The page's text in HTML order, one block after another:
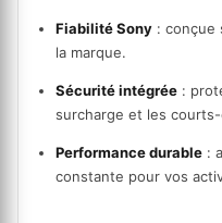
Fiabilité Sony : conçue
la marque.
Sécurité intégrée :
surcharge et les
Performance durable :
constante pour vos